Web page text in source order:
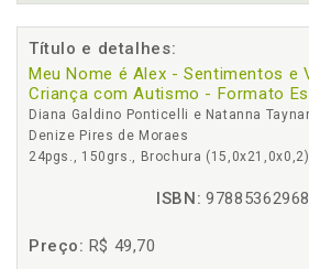
Título e detalhes:
Meu Nome é Alex - Sentimentos e
Criança com Autismo - Formato
Diana Galdino Ponticelli e Natanna
Denize Pires de Moraes
24pgs., 150grs., Brochura
ISBN:
Preço: R$ 49,70